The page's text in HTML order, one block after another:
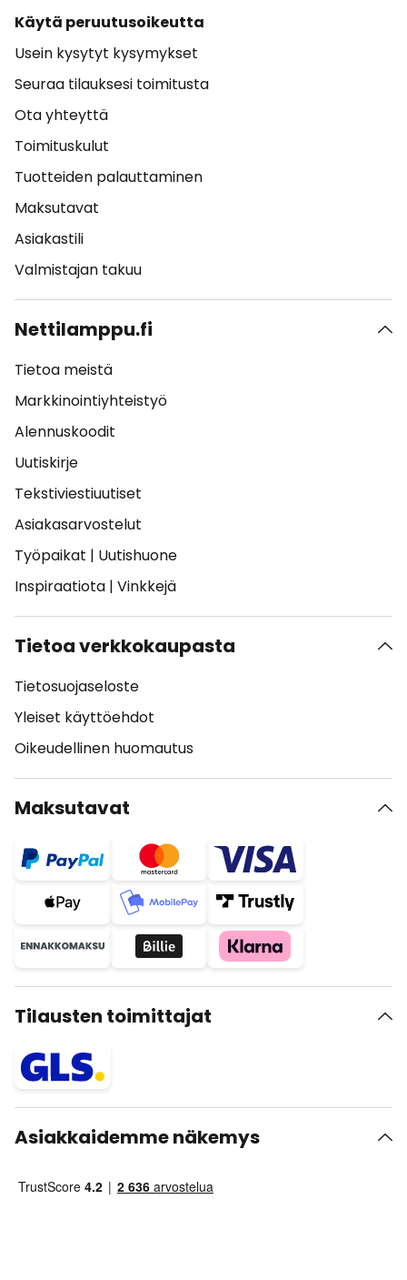
Käytä peruutusoikeutta
Usein kysytyt kysymykset
Seuraa tilauksesi toimitusta
Ota yhteyttä
Toimituskulut
Tuotteiden palauttaminen
Maksutavat
Asiakastili
Valmistajan takuu
Nettilamppu.fi
Tietoa meistä
Markkinointiyhteistyö
Alennuskoodit
Uutiskirje
Tekstiviestiuutiset
Asiakasarvostelut
Työpaikat | Uutishuone
Inspiraatiota | Vinkkejä
Tietoa verkkokaupasta
Tietosuojaseloste
Yleiset käyttöehdot
Oikeudellinen huomautus
Maksutavat
Tilausten toimittajat
Asiakkaidemme näkemys